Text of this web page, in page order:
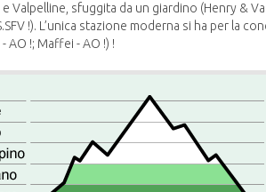
Valpelline, sfuggita da un giardino (Henry &
!). L’unica stazione moderna si ha per la
AO !; Maffei - AO !) !